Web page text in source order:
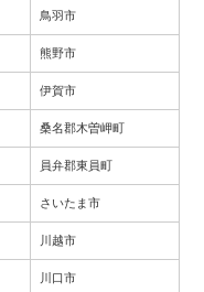
鳥羽市
熊野市
伊賀市
桑名郡木曽岬町
員弁郡東員町
さいたま市
川越市
川口市